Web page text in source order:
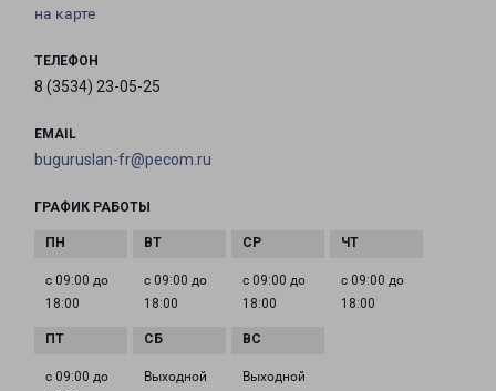
на карте
ТЕЛЕФОН
8 (3534) 23-05-25
EMAIL
buguruslan-fr@pecom.ru
ГРАФИК РАБОТЫ
с 09:00 до
18:00
с 09:00 до
18:00
с 09:00 до
18:00
с 09:00 до
18:00
с 09:00 до
Выходной Выходной